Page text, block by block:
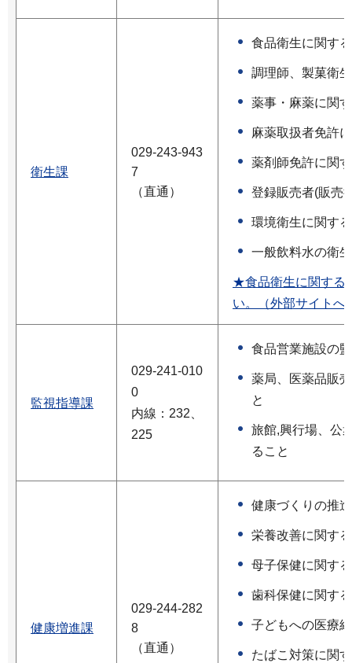
衛生課
029-243-943
7
（直通）
食品衛生に関す
調理師、製菓衛
薬事・麻薬に関
麻薬取扱者免許
薬剤師免許に関
登録販売者(販売
環境衛生に関す
一般飲料水の衛
★食品衛生に関する
い。（外部サイトへ
監視指導課
029-241-010
0
内線：232、
225
食品営業施設の
薬局、医薬品販
と
旅館,興行場、公
ること
健康増進課
029-244-282
8
（直通）
健康づくりの推
栄養改善に関す
母子保健に関す
歯科保健に関す
子どもへの医療
たばこ対策に関